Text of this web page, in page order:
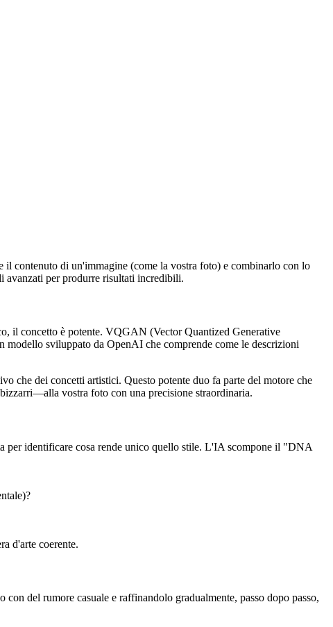
il contenuto di un'immagine (come la vostra foto) e combinarlo con lo
avanzati per produrre risultati incredibili.
il concetto è potente. VQGAN (Vector Quantized Generative
sviluppato da OpenAI che comprende come le descrizioni
che dei concetti artistici. Questo potente duo fa parte del motore che
vostra foto con una precisione straordinaria.
per identificare cosa rende unico quello stile. L'IA scompone il "DNA
d'arte coerente.
del rumore casuale e raffinandolo gradualmente, passo dopo passo,